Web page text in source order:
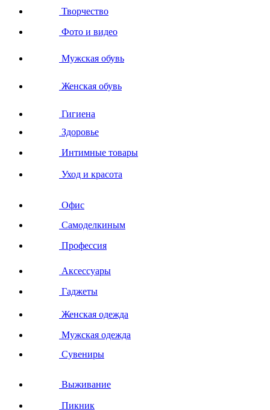
Творчество
Фото и видео
Мужская обувь
Женская обувь
Гигиена
Здоровье
Интимные товары
Уход и красота
Офис
Самоделкиным
Профессия
Аксессуары
Гаджеты
Женская одежда
Мужская одежда
Сувениры
Выживание
Пикник